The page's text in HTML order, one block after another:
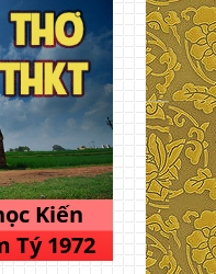
Kiến
Tý 1972